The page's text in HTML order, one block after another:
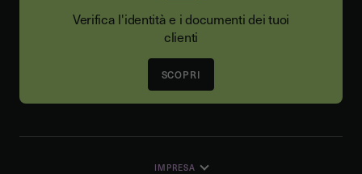
Verifica l'identità e i documenti dei tuoi
clienti
SCOPRI
IMPRESA